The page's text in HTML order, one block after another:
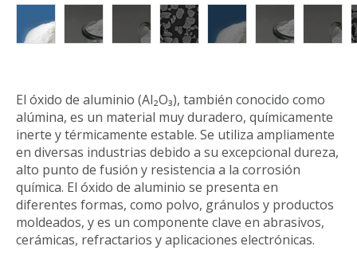
El óxido de aluminio (Al₂O₃), también conocido como
alúmina, es un material muy duradero, químicamente
inerte y térmicamente estable. Se utiliza ampliamente
en diversas industrias debido a su excepcional dureza,
alto punto de fusión y resistencia a la corrosión
química. El óxido de aluminio se presenta en
diferentes formas, como polvo, gránulos y productos
moldeados, y es un componente clave en abrasivos,
cerámicas, refractarios y aplicaciones electrónicas.